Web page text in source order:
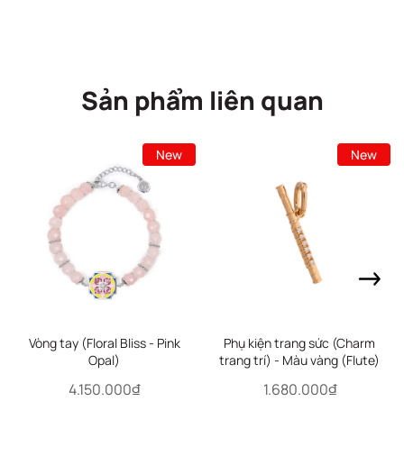
Sản phẩm liên quan
New
Vòng tay (Floral Bliss - Pink
Opal)
4.150.000₫
New
Phụ kiện trang sức (Charm
trang trí) - Màu vàng (Flute)
1.680.000₫